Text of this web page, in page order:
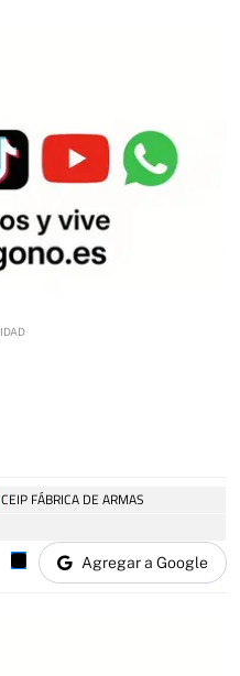
CEIP FÁBRICA DE ARMAS
Agregar a Google